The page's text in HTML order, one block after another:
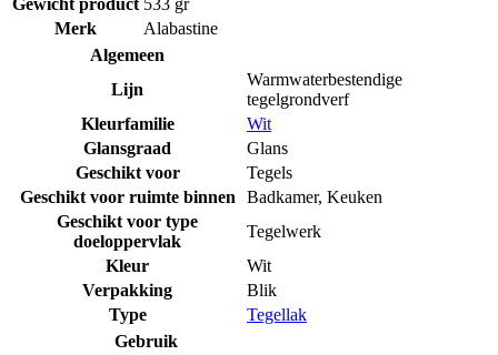
Gewicht product 533 gr
Merk
Alabastine
Algemeen
Lijn
Warmwaterbestendige
tegelgrondverf
Kleurfamilie
Wit
Glansgraad
Glans
Geschikt voor
Tegels
Geschikt voor ruimte binnen
Badkamer, Keuken
Geschikt voor type
doeloppervlak
Tegelwerk
Kleur
Wit
Verpakking
Blik
Type
Tegellak
Gebruik